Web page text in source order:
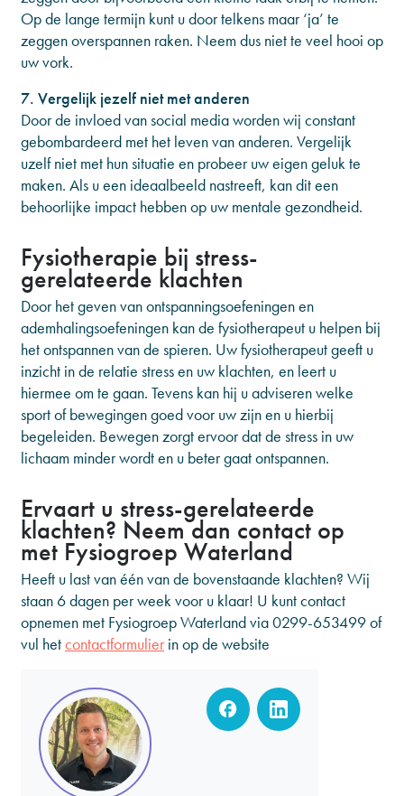
Op de lange termijn kunt u door telkens maar ‘ja’ te
zeggen overspannen raken. Neem dus niet te veel hooi op
uw vork.
7. Vergelijk jezelf niet met anderen
Door de invloed van social media worden wij constant
gebombardeerd met het leven van anderen. Vergelijk
uzelf niet met hun situatie en probeer uw eigen geluk te
maken. Als u een ideaalbeeld nastreeft, kan dit een
behoorlijke impact hebben op uw mentale gezondheid.
Fysiotherapie bij stress-
gerelateerde klachten
Door het geven van ontspanningsoefeningen en
ademhalingsoefeningen kan de fysiotherapeut u helpen bij
het ontspannen van de spieren. Uw fysiotherapeut geeft u
inzicht in de relatie stress en uw klachten, en leert u
hiermee om te gaan. Tevens kan hij u adviseren welke
sport of bewegingen goed voor uw zijn en u hierbij
begeleiden. Bewegen zorgt ervoor dat de stress in uw
lichaam minder wordt en u beter gaat ontspannen.
Ervaart u stress-gerelateerde
klachten? Neem dan contact op
met Fysiogroep Waterland
Heeft u last van één van de bovenstaande klachten? Wij
staan 6 dagen per week voor u klaar! U kunt contact
opnemen met Fysiogroep Waterland via0299-653499of
vul hetcontactformulier in op de website